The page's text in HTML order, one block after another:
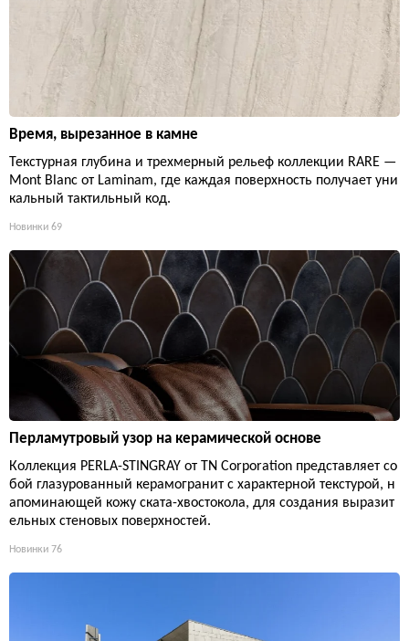
Время, вырезанное в камне
Текстурная глубина и трехмерный рельеф коллекции RARE —
Mont Blanc от Laminam, где каждая поверхность получает уни
кальный тактильный код.
Новинки 69
Перламутровый узор на керамической основе
Коллекция PERLA-STINGRAY от TN Corporation представляет со
бой глазурованный керамогранит с характерной текстурой, н
апоминающей кожу ската-хвостокола, для создания выразит
ельных стеновых поверхностей.
Новинки 76